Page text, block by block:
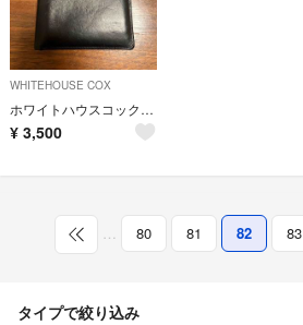
WHITEHOUSE COX
ホワイトハウスコックス S7532
¥ 3,500
80 81 82 83
タイプで絞り込み